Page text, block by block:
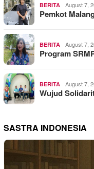
BERITA August 7,
Pemkot
BERITA August 7,
Program
BERITA August 7,
Wujud
SASTRA INDONESIA